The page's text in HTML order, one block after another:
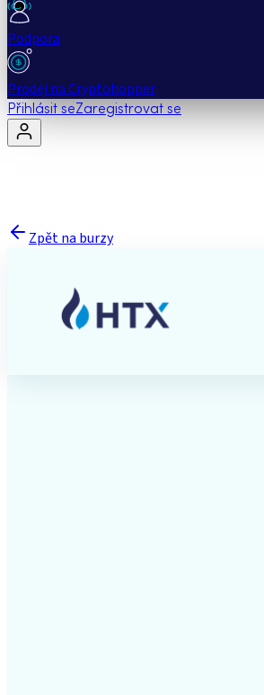
Podpora
Prodej na Cryptohopper
Přihlásit seZaregistrovat se
Zpět na burzy